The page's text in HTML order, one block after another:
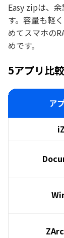
Easy zipは、
す。容量も軽
めてスマホの
めです。
5アプリ比
ア